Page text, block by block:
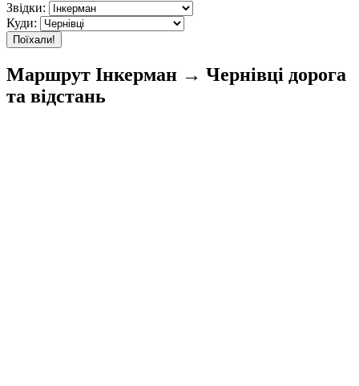
Звідки:
Куди:
Поїхали!
Маршрут Інкерман → Чернівці дорога
та відстань